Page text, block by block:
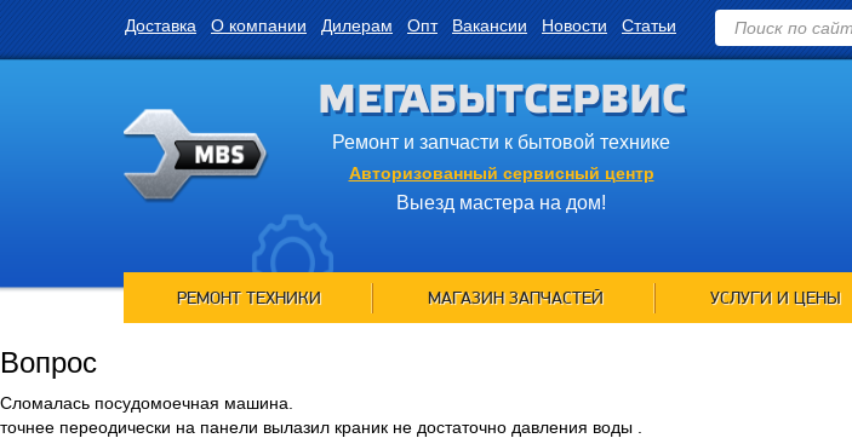
Доставка О компании Дилерам Опт Вакансии Новости Статьи
МЕГАБЫТСЕРВИС
Ремонт и запчасти к бытовой технике
Авторизованный сервисный центр
Выезд мастера на дом!
РЕМОНТ ТЕХНИКИ МАГАЗИН ЗАПЧАСТЕЙ УСЛУГИ И ЦЕНЫ
Вопрос
Сломалась посудомоечная машина.
точнее переодически на панели вылазил краник не достаточно давления воды .